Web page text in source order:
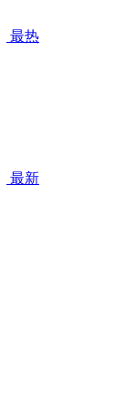
最热
最新